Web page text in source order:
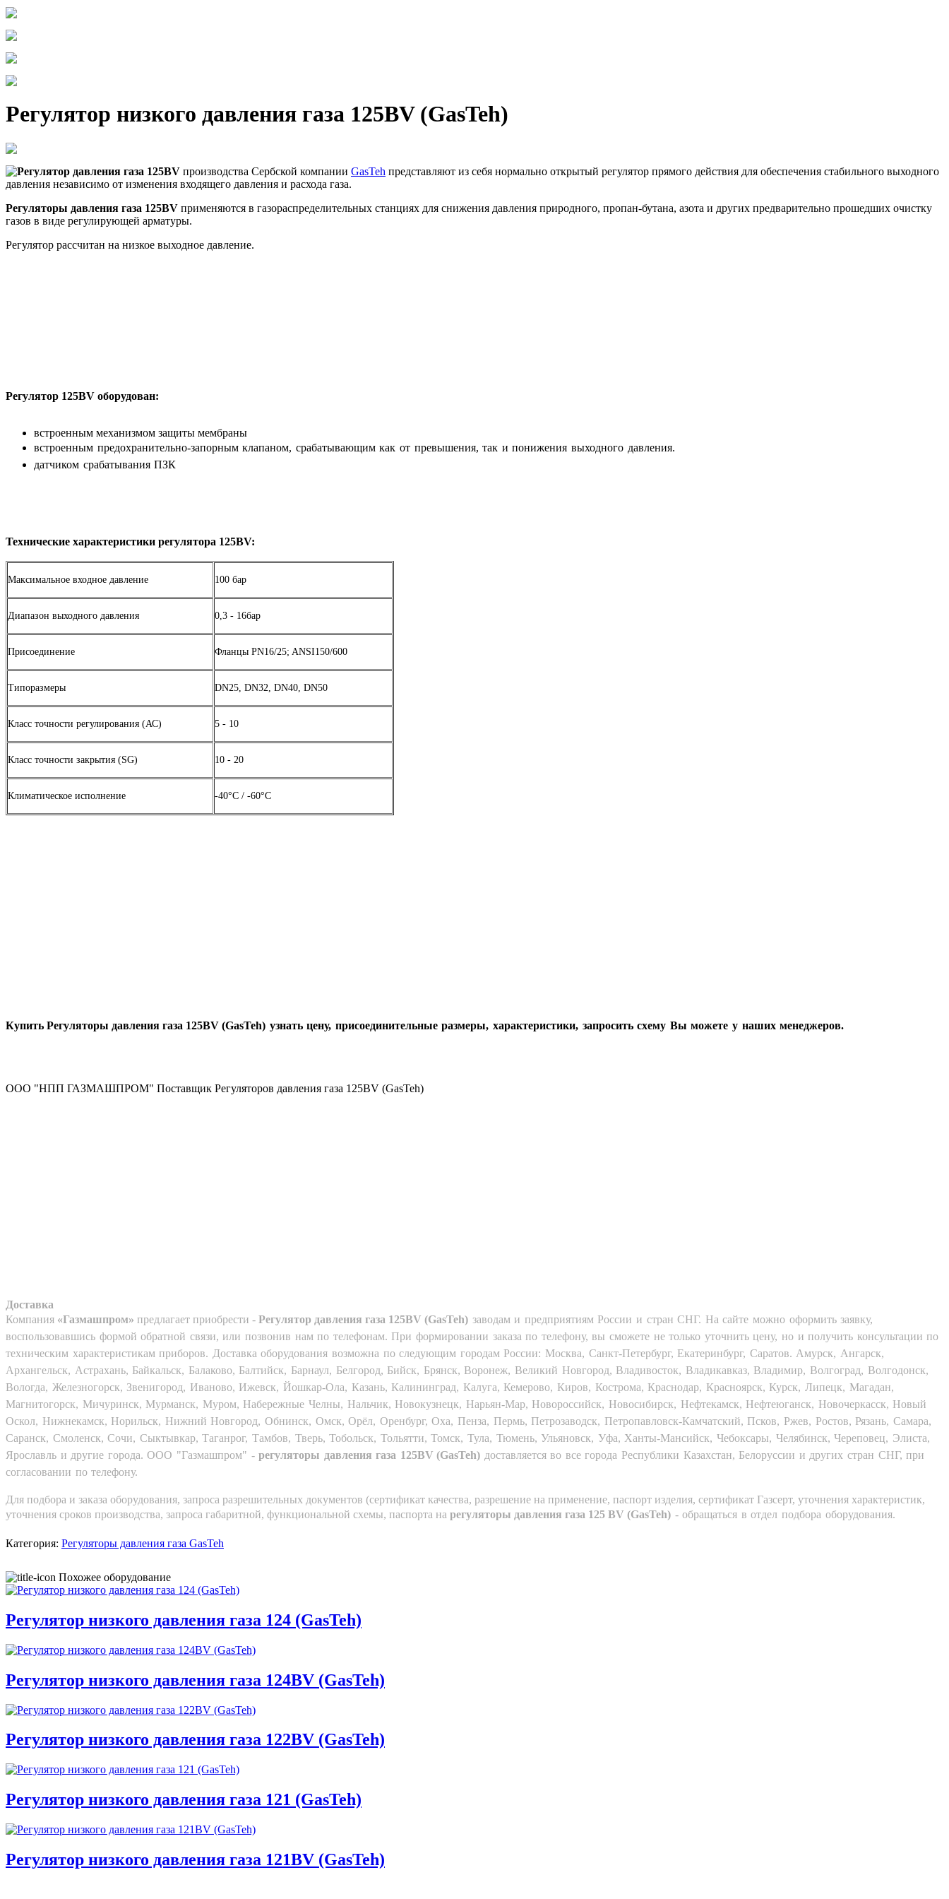
Регулятор низкого давления газа 125BV (GasTeh)
Регулятор давления газа 125BV производства Сербской компании GasTeh представляют из себя нормально открытый регулятор прямого действия для обеспечения стабильного выходного
давления независимо от изменения входящего давления и расхода газа.
Регуляторы давления газа 125BV применяются в газораспределительных станциях для снижения давления природного, пропан-бутана, азота и других предварительно прошедших очистку
газов в виде регулирующей арматуры.
Регулятор рассчитан на низкое выходное давление.
Регулятор 125BV оборудован:
встроенным механизмом защиты мембраны
встроенным предохранительно-запорным клапаном, срабатывающим как от превышения, так и понижения выходного давления.
датчиком срабатывания ПЗК
Технические характеристики регулятора 125BV:
Максимальное входное давление 100 бар
Диапазон выходного давления 0,3 - 16бар
Присоединение Фланцы PN16/25; ANSI150/600
Типоразмеры DN25, DN32, DN40, DN50
Класс точности регулирования (АС) 5 - 10
Класс точности закрытия (SG) 10 - 20
Климатическое исполнение -40°C / -60°C
Купить Регуляторы давления газа 125BV (GasTeh) узнать цену, присоединительные размеры, характеристики, запросить схему Вы можете у наших менеджеров.
ООО "НПП ГАЗМАШПРОМ" Поставщик Регуляторов давления газа 125BV (GasTeh)
Доставка
Компания «Газмашпром» предлагает приобрести - Регулятор давления газа 125BV (GasTeh) заводам и предприятиям России и стран СНГ. На сайте можно оформить заявку,
воспользовавшись формой обратной связи, или позвонив нам по телефонам. При формировании заказа по телефону, вы сможете не только уточнить цену, но и получить консультации по
техническим характеристикам приборов. Доставка оборудования возможна по следующим городам России: Москва, Санкт-Петербург, Екатеринбург, Саратов. Амурск, Ангарск,
Архангельск, Астрахань, Байкальск, Балаково, Балтийск, Барнаул, Белгород, Бийск, Брянск, Воронеж, Великий Новгород, Владивосток, Владикавказ, Владимир, Волгоград, Волгодонск,
Вологда, Железногорск, Звенигород, Иваново, Ижевск, Йошкар-Ола, Казань, Калининград, Калуга, Кемерово, Киров, Кострома, Краснодар, Красноярск, Курск, Липецк, Магадан,
Магнитогорск, Мичуринск, Мурманск, Муром, Набережные Челны, Нальчик, Новокузнецк, Нарьян-Мар, Новороссийск, Новосибирск, Нефтекамск, Нефтеюганск, Новочеркасск, Новый
Оскол, Нижнекамск, Норильск, Нижний Новгород, Обнинск, Омск, Орёл, Оренбург, Оха, Пенза, Пермь, Петрозаводск, Петропавловск-Камчатский, Псков, Ржев, Ростов, Рязань, Самара,
Саранск, Смоленск, Сочи, Сыктывкар, Таганрог, Тамбов, Тверь, Тобольск, Тольятти, Томск, Тула, Тюмень, Ульяновск, Уфа, Ханты-Мансийск, Чебоксары, Челябинск, Череповец, Элиста,
Ярославль и другие города. ООО "Газмашпром" -регуляторы давления газа 125BV (GasTeh) доставляется во все города Республики Казахстан, Белоруссии и других стран СНГ, при
согласовании по телефону.
Для подбора и заказа оборудования, запроса разрешительных документов (сертификат качества, разрешение на применение, паспорт изделия, сертификат Газсерт, уточнения характеристик,
уточнения сроков производства, запроса габаритной, функциональной схемы, паспорта на регуляторы давления газа 125 BV (GasTeh) - обращаться в отдел подбора оборудования.
Категория: Регуляторы давления газа GasTeh
Похожее оборудование
Регулятор низкого давления газа 124 (GasTeh)
Регулятор низкого давления газа 124BV (GasTeh)
Регулятор низкого давления газа 122BV (GasTeh)
Регулятор низкого давления газа 121 (GasTeh)
Регулятор низкого давления газа 121BV (GasTeh)